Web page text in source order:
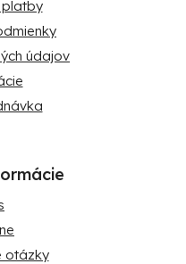
údajov
otázky